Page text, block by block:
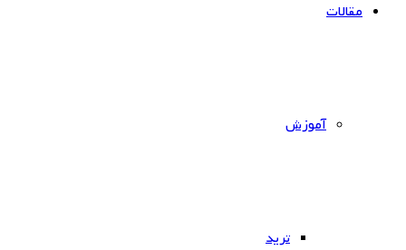
مقالات
آموزش
ترید